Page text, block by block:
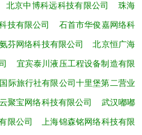
北京中博科远科技有限公司
珠海
技有限公司
石首市华俊嘉网络科
芬网络科技有限公司
北京恒广海
宜宾泰川液压工程设备制造有限
际旅行社有限公司十里堡第二营业
聚宝网络科技有限公司
武汉嘟嘟
限公司
上海锦森铭网络科技有限